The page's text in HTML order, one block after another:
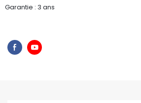
Garantie : 3 ans